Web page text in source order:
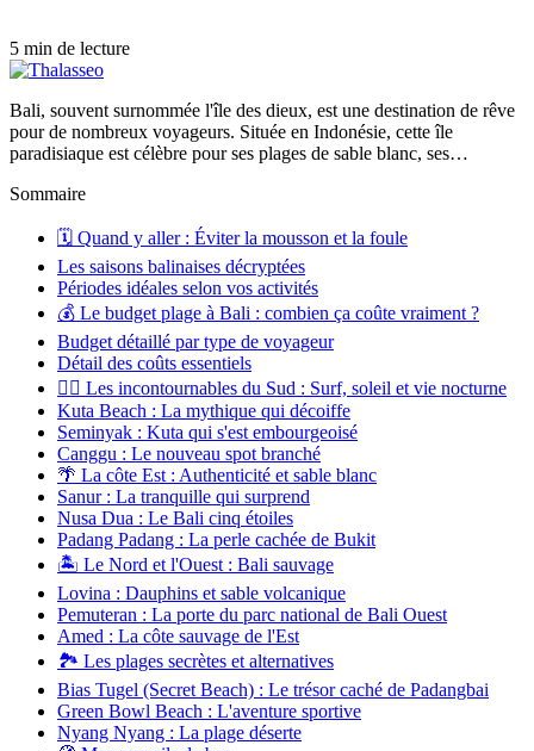
5 min de lecture
Bali, souvent surnommée l'île des dieux, est une destination de rêve
pour de nombreux voyageurs. Située en Indonésie, cette île
paradisiaque est célèbre pour ses plages de sable blanc, ses…
Sommaire
🗓️ Quand y aller : Éviter la mousson et la foule
Les saisons balinaises décryptées
Périodes idéales selon vos activités
💰 Le budget plage à Bali : combien ça coûte vraiment ?
Budget détaillé par type de voyageur
Détail des coûts essentiels
🏄‍♂️ Les incontournables du Sud : Surf, soleil et vie nocturne
Kuta Beach : La mythique qui décoiffe
Seminyak : Kuta qui s'est embourgeoisé
Canggu : Le nouveau spot branché
🌴 La côte Est : Authenticité et sable blanc
Sanur : La tranquille qui surprend
Nusa Dua : Le Bali cinq étoiles
Padang Padang : La perle cachée de Bukit
🏝️ Le Nord et l'Ouest : Bali sauvage
Lovina : Dauphins et sable volcanique
Pemuteran : La porte du parc national de Bali Ouest
Amed : La côte sauvage de l'Est
🏞️ Les plages secrètes et alternatives
Bias Tugel (Secret Beach) : Le trésor caché de Padangbai
Green Bowl Beach : L'aventure sportive
Nyang Nyang : La plage déserte